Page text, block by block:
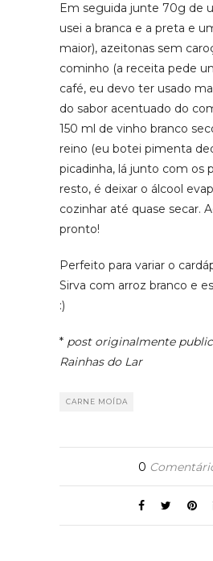
Em seguida junte 70g de
usei a branca e a preta e
maior), azeitonas sem
cominho (a receita pede
café, eu devo ter usado
do sabor acentuado do
150 ml de vinho branco
reino (eu botei pimenta
picadinha, lá junto com os
resto, é deixar o álcool
cozinhar até quase secar.
pronto!
Perfeito para variar o
Sirva com arroz branco e
:)
* post originalmente
Rainhas do Lar
CARNE MOÍDA
0